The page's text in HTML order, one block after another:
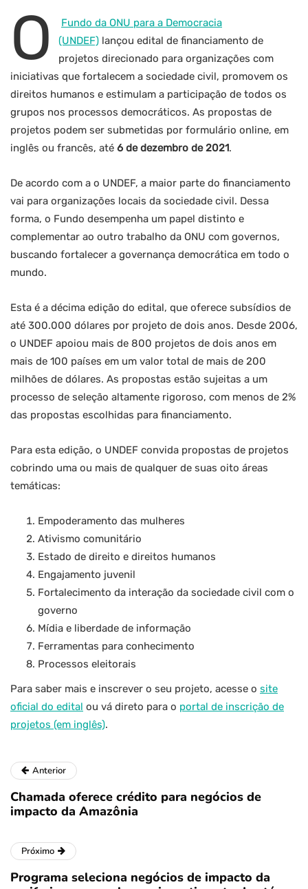
O
Fundo da ONU para a Democracia
(UNDEF) lançou edital de financiamento de
projetos direcionado para organizações com
iniciativas que fortalecem a sociedade civil, promovem os
direitos humanos e estimulam a participação de todos os
grupos nos processos democráticos. As propostas de
projetos podem ser submetidas por formulário online, em
inglês ou francês, até 6 de dezembro de 2021.
De acordo com a o UNDEF, a maior parte do financiamento
vai para organizações locais da sociedade civil. Dessa
forma, o Fundo desempenha um papel distinto e
complementar ao outro trabalho da ONU com governos,
buscando fortalecer a governança democrática em todo o
mundo.
Esta é a décima edição do edital, que oferece subsídios de
até 300.000 dólares por projeto de dois anos. Desde 2006,
o UNDEF apoiou mais de 800 projetos de dois anos em
mais de 100 países em um valor total de mais de 200
milhões de dólares. As propostas estão sujeitas a um
processo de seleção altamente rigoroso, com menos de 2%
das propostas escolhidas para financiamento.
Para esta edição, o UNDEF convida propostas de projetos
cobrindo uma ou mais de qualquer de suas oito áreas
temáticas:
Empoderamento das mulheres
Ativismo comunitário
Estado de direito e direitos humanos
Engajamento juvenil
Fortalecimento da interação da sociedade civil com o
governo
Mídia e liberdade de informação
Ferramentas para conhecimento
Processos eleitorais
Para saber mais e inscrever o seu projeto, acesse o site
oficial do edital ou vá direto para o portal de inscrição de
projetos (em inglês).
Anterior
Chamada oferece crédito para negócios de
impacto da Amazônia
Próximo
Programa seleciona negócios de impacto da